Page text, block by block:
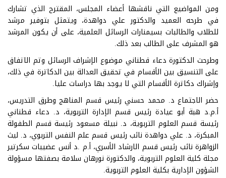
ومن المواضيع التي ناقشها أعضاء المجلس، المقترح الذي تشارك
في طرحه العميد والدكتور علي دواهدة، ويتمثل بتوفير مرشد
للطلاب والطالبات بسيمنارات الرسائل العلمية، على أن يكون المرشد
هو المشرف على الطالب بعد ذلك.
وطرحت الدكتورة دعاء قطناني موضوع الإشراف الرسائل وتم الاتفاق
على التنسيق بين الأقسام في تحقيق العدالة بين الدكاترة في ذلك،
وإشراك دكاترة الأقسام التي لا يوجد بها دراسات عليا.
حضر الاجتماع د. محمد حسني رئيس قسم المناهج وطرق التدريس،
أ.م.د هبة أبو عيادة رئيس قسم الإدارة التربوية، د. دعاء قطناني
رئيسة قسم العلوم التربوية، د. نبيلة مسعود رئيسة قسم الطفولة
المبكرة، د. علي دواهدة نائب رئيس قسم علم النفس التربوي، د. ليث
الزواهرة نائب رئيس قسم الارشاد الأسري، أ.م .د أنس عضيبات سكرتير
مجلة كلية العلوم التربوية، والدكتورة نورهان سلامة بصفتها مسؤولة
الشؤون الإدارية بكلية العلوم التربوية.